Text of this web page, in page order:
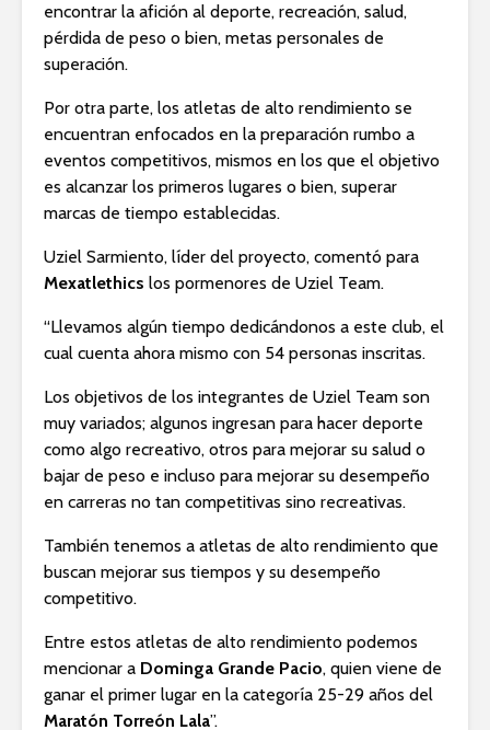
encontrar la afición al deporte, recreación, salud,
pérdida de peso o bien, metas personales de
superación.
Por otra parte, los atletas de alto rendimiento se
encuentran enfocados en la preparación rumbo a
eventos competitivos, mismos en los que el objetivo
es alcanzar los primeros lugares o bien, superar
marcas de tiempo establecidas.
Uziel Sarmiento, líder del proyecto, comentó para
Mexatlethics los pormenores de Uziel Team.
“Llevamos algún tiempo dedicándonos a este club, el
cual cuenta ahora mismo con 54 personas inscritas.
Los objetivos de los integrantes de Uziel Team son
muy variados; algunos ingresan para hacer deporte
como algo recreativo, otros para mejorar su salud o
bajar de peso e incluso para mejorar su desempeño
en carreras no tan competitivas sino recreativas.
También tenemos a atletas de alto rendimiento que
buscan mejorar sus tiempos y su desempeño
competitivo.
Entre estos atletas de alto rendimiento podemos
mencionar a Dominga Grande Pacio, quien viene de
ganar el primer lugar en la categoría 25-29 años del
Maratón Torreón Lala”.